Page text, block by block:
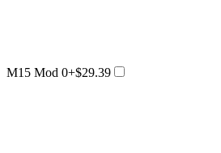
M15 Mod 0+$29.39